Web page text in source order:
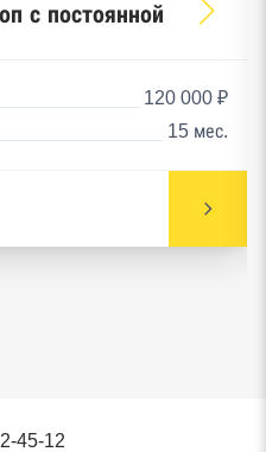
с постоянной
120 000 ₽
15 мес.
45-12